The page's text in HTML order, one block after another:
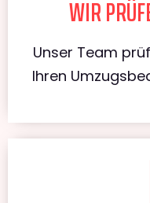
WIR
Unser Team
Ihren